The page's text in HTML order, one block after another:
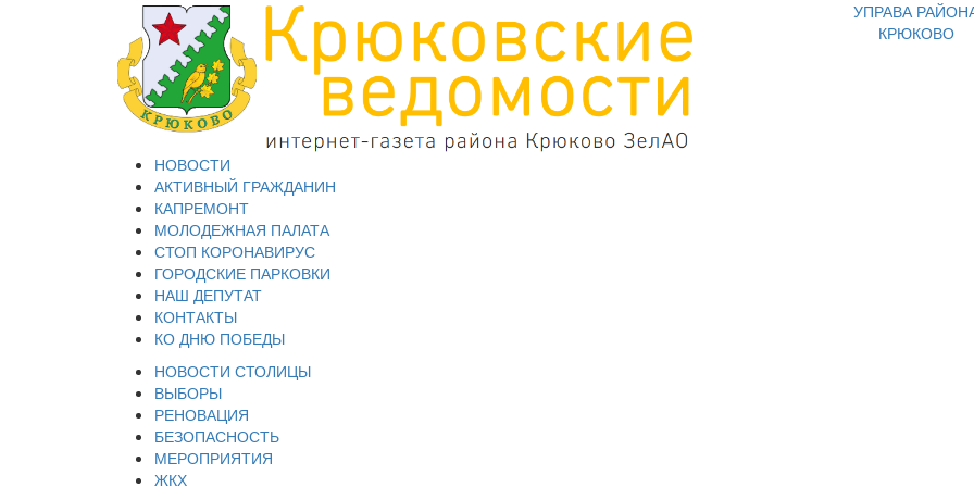
УПРАВА
КРЮКОВО
НОВОСТИ
АКТИВНЫЙ ГРАЖДАНИН
КАПРЕМОНТ
МОЛОДЕЖНАЯ ПАЛАТА
СТОП КОРОНАВИРУС
ГОРОДСКИЕ ПАРКОВКИ
НАШ ДЕПУТАТ
КОНТАКТЫ
КО ДНЮ ПОБЕДЫ
НОВОСТИ СТОЛИЦЫ
ВЫБОРЫ
РЕНОВАЦИЯ
БЕЗОПАСНОСТЬ
МЕРОПРИЯТИЯ
ЖКХ